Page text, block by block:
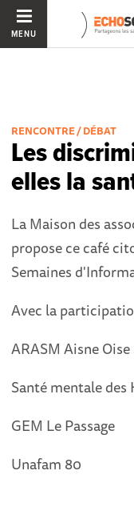
MENU
RENCONTRE / DÉBAT
Les
elles la
La Maison des
propose ce café
Semaines
Avec la
ARASM Aisne
Santé mentale
GEM Le Passage
Unafam 80